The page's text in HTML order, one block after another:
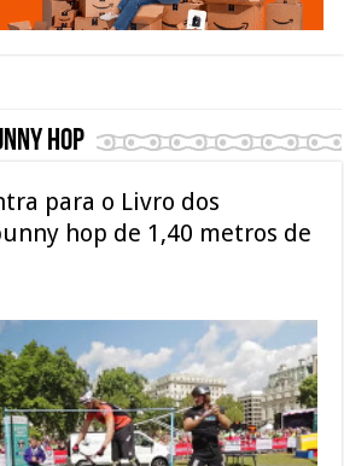
hop
para o Livro dos
hop de 1,40 metros de